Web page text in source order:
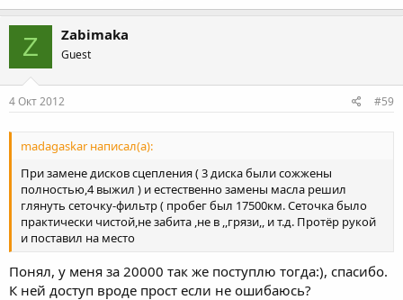
Z Zabimaka
Guest
4 Окт 2012 #59
madagaskar написал(а):
При замене дисков сцепления ( 3 диска были сожжены
полностью,4 выжил ) и естественно замены масла решил
глянуть сеточку-фильтр ( пробег был 17500км. Сеточка было
практически чистой,не забита ,не в ,,грязи,, и т.д. Протёр рукой
и поставил на место
Понял, у меня за 20000 так же поступлю тогда:), спасибо.
К ней доступ вроде прост если не ошибаюсь?